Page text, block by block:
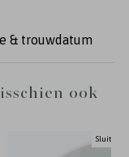
& trouwdatum
ook